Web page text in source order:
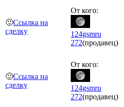
🙂Ссылка на
сделку
От кого:
124gsmru
272(продавец)
🙂Ссылка на
сделку
От кого:
124gsmru
272(продавец)